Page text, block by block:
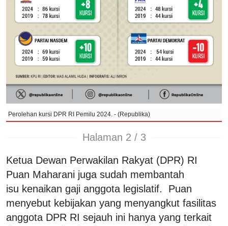
Perolehan kursi DPR RI Pemilu 2024. - (Republika)
Halaman 2 / 3
Ketua Dewan Perwakilan Rakyat (DPR) RI
Puan Maharani juga sudah membantah
isu kenaikan gaji anggota legislatif. Puan
menyebut kebijakan yang menyangkut fasilitas
anggota DPR RI sejauh ini hanya yang terkait